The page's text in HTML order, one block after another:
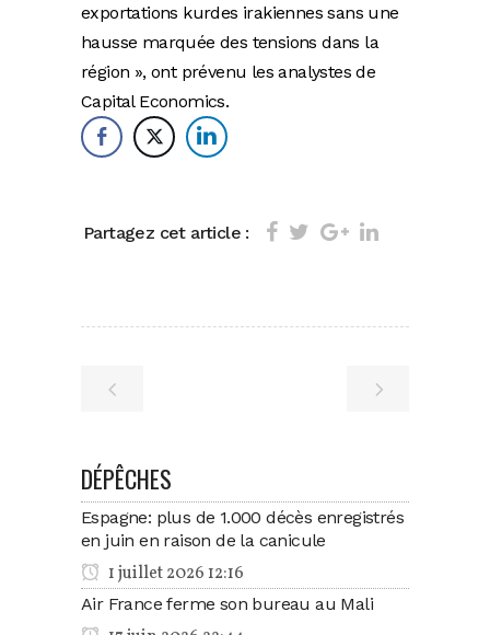
exportations kurdes irakiennes sans une
hausse marquée des tensions dans la
région », ont prévenu les analystes de
Capital Economics.
Partagez cet article :
DÉPÊCHES
Espagne: plus de 1.000 décès enregistrés
en juin en raison de la canicule
1 juillet 2026 12:16
Air France ferme son bureau au Mali